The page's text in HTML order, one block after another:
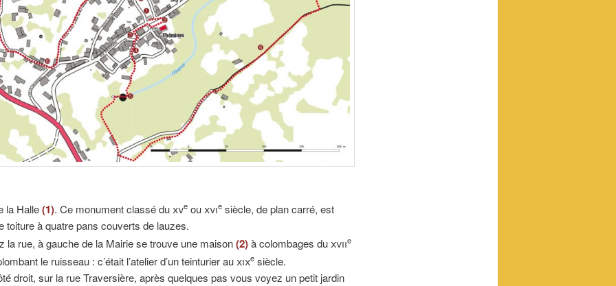
la Halle(1). Ce monument classé duxveouxviesiècle, de plan carré, est
toiture à quatre pans couverts de lauzes.
la rue, à gauche de la Mairie se trouve une maison(2)à colombages duxviie
le ruisseau : c’était l’atelier d’un teinturier auxixesiècle.
droit, sur la rue Traversière, après quelques pas vous voyez un petit jardin